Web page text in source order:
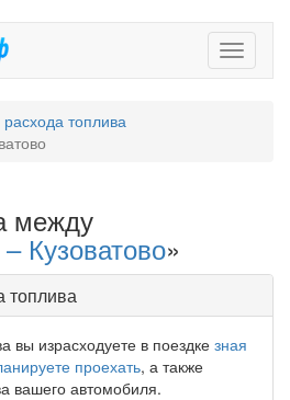
расхода топлива
между
Кузоватово»
топлива
вы израсходуете в поездке зная
проехать, а также
вашего автомобиля.